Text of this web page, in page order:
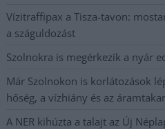
Vízitraffipax a Tisza-tavon:
a száguldozást
Szolnokra is megérkezik a nyár
Már Szolnokon is korlátozások
hőség, a vízhiány és az
A NER kihúzta a talajt az Új